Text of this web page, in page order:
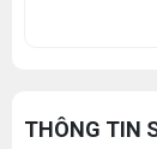
THÔNG TIN